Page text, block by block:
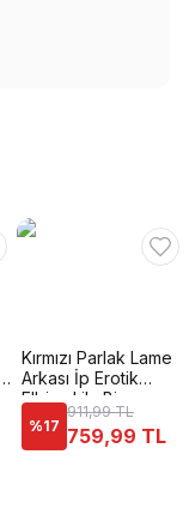
Kırmızı Parlak Lame
Arkası İp Erotik
Elbise Lily Bianca
186
%17
911,99 TL
759,99 TL